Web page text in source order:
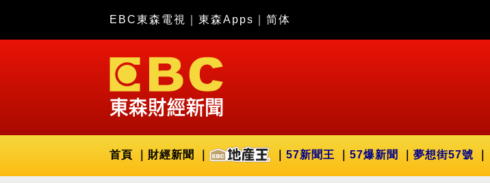
EBC東森電視 東森Apps 简体
首頁 財經新聞 57新聞王 57爆新聞 夢想街57號